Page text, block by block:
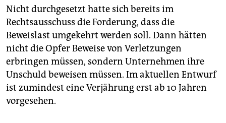
Nicht durchgesetzt hatte sich bereits im
Rechtsausschuss die Forderung, dass die
Beweislast umgekehrt werden soll. Dann hätten
nicht die Opfer Beweise von Verletzungen
erbringen müssen, sondern Unternehmen ihre
Unschuld beweisen müssen. Im aktuellen Entwurf
ist zumindest eine Verjährung erst ab 10 Jahren
vorgesehen.